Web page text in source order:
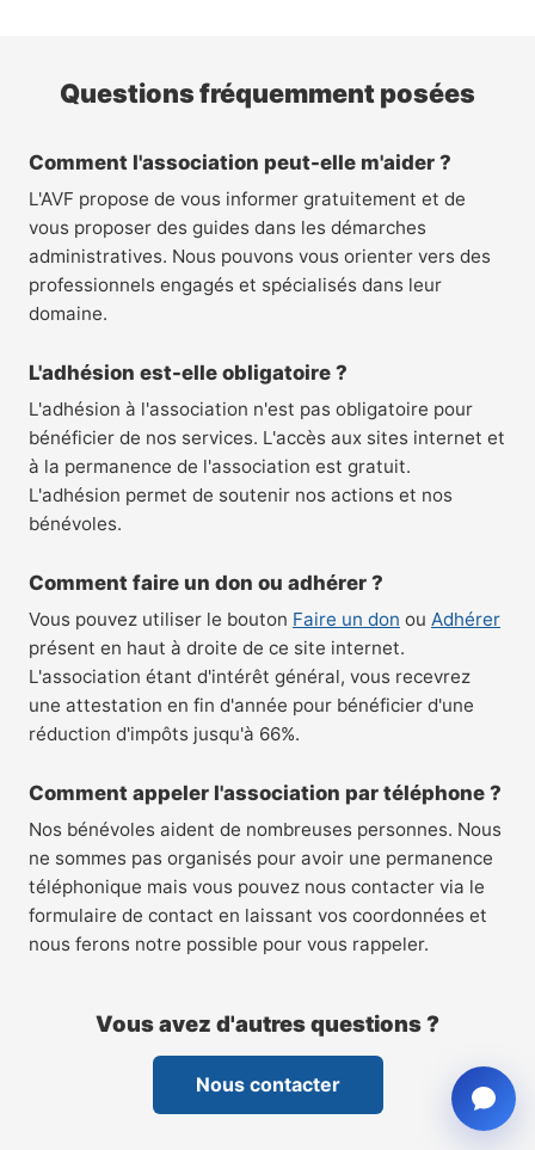
Questions fréquemment posées
Comment l'association peut-elle m'aider ?
L'AVF propose de vous informer gratuitement et de
vous proposer des guides dans les démarches
administratives. Nous pouvons vous orienter vers des
professionnels engagés et spécialisés dans leur
domaine.
L'adhésion est-elle obligatoire ?
L'adhésion à l'association n'est pas obligatoire pour
bénéficier de nos services. L'accès aux sites internet et
à la permanence de l'association est gratuit.
L'adhésion permet de soutenir nos actions et nos
bénévoles.
Comment faire un don ou adhérer ?
Vous pouvez utiliser le bouton Faire un don ou Adhérer
présent en haut à droite de ce site internet.
L'association étant d'intérêt général, vous recevrez
une attestation en fin d'année pour bénéficier d'une
réduction d'impôts jusqu'à 66%.
Comment appeler l'association par téléphone ?
Nos bénévoles aident de nombreuses personnes. Nous
ne sommes pas organisés pour avoir une permanence
téléphonique mais vous pouvez nous contacter via le
formulaire de contact en laissant vos coordonnées et
nous ferons notre possible pour vous rappeler.
Vous avez d'autres questions ?
Nous contacter